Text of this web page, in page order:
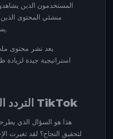
المستخدمون الذين
يستخدمون هذه الميزة بانتظام.
يعد نشر محتوى
استراتيجية جيدة
التردد المثالي للنشر على TikTok
هذا هو السؤال الذي